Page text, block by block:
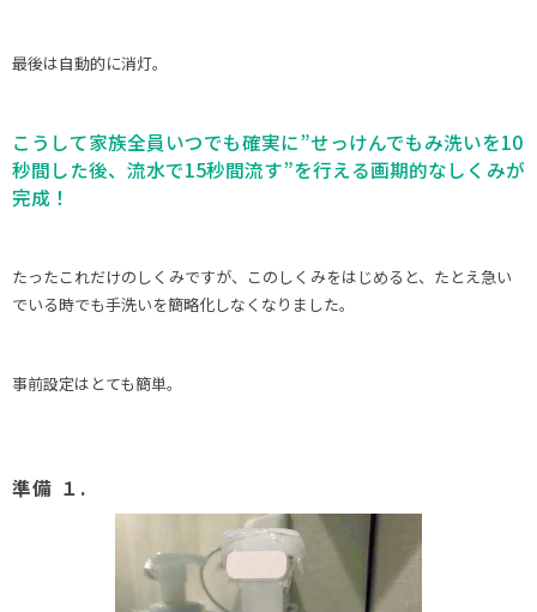
最後は自動的に消灯。
こうして家族全員いつでも確実に”せっけんでもみ洗いを10
秒間した後、流水で15秒間流す”を行える画期的なしくみが
完成！
たったこれだけのしくみですが、このしくみをはじめると、たとえ急い
でいる時でも手洗いを簡略化しなくなりました。
事前設定はとても簡単。
準備 １.